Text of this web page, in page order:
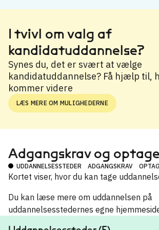
Praktiserende læge
Speciallæge
I tvivl om valg af
kandidatuddannelse?
Synes du, det er svært at vælge
kandidatuddannelse? Få hjælp til,
kommer videre
LÆS MERE OM MULIGHEDERNE
Adgangskrav og
UDDANNELSESSTEDER ADGANGSKRAV
Kortet viser, hvor du kan tage
Du kan læse mere om uddannelsen på
uddannelsesstedernes egne